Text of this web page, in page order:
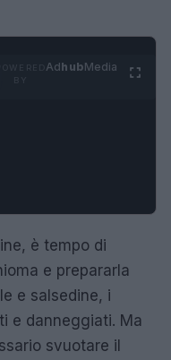
AdhubMedia
è tempo di
e prepararla
e salsedine, i
e danneggiati. Ma
svuotare il